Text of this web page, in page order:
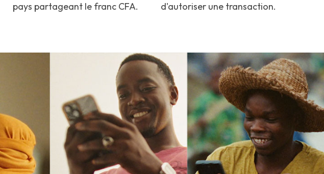
pays partageant le franc CFA.
d'autoriser une transaction.